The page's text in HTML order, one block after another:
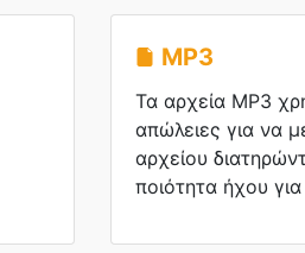
MP3
Τα αρχεία MP3
απώλειες για να
αρχείου
ποιότητα ήχου